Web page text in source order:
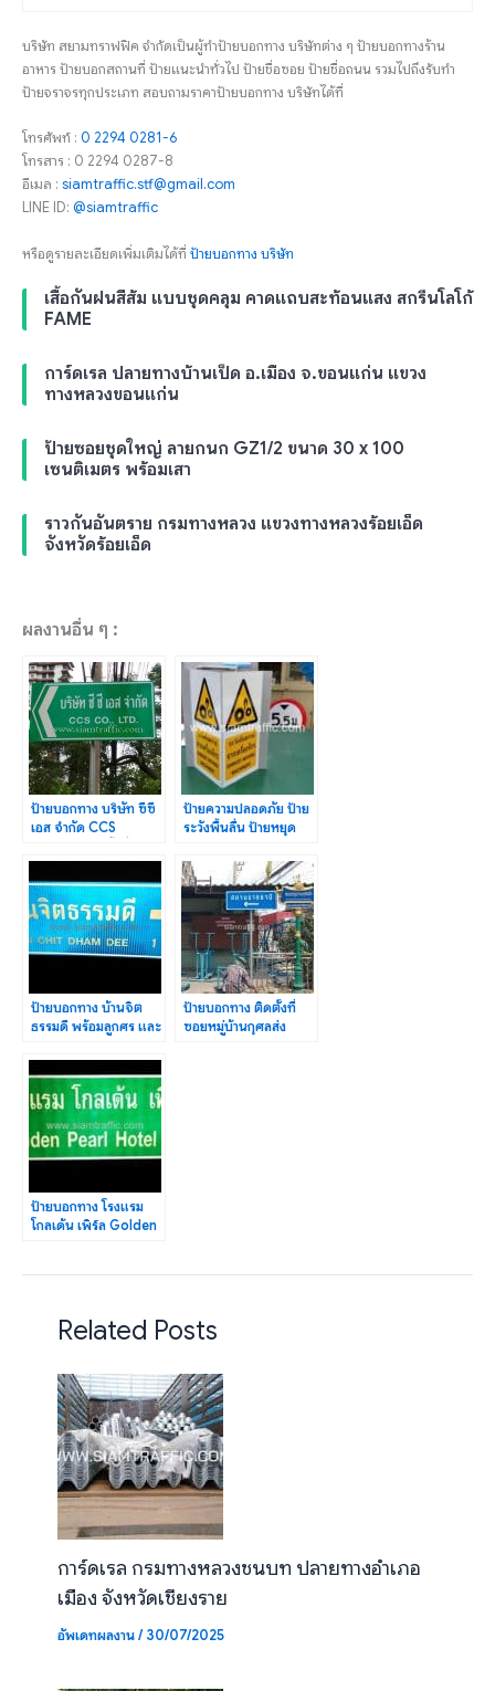
บริษัท สยามทราฟฟิค จำกัดเป็นผู้ทำป้ายบอกทาง บริษัทต่าง ๆ ป้ายบอกทางร้าน
อาหาร ป้ายบอกสถานที่ ป้ายแนะนำทั่วไป ป้ายชื่อซอย ป้ายชื่อถนน รวมไปถึงรับทำ
ป้ายจราจรทุกประเภท สอบถามราคาป้ายบอกทาง บริษัทได้ที่
โทรศัพท์ : 0 2294 0281-6
โทรสาร : 0 2294 0287-8
อีเมล : siamtraffic.stf@gmail.com
LINE ID: @siamtraffic
หรือดูรายละเอียดเพิ่มเติมได้ที่ ป้ายบอกทาง บริษัท
เสื้อกันฝนสีส้ม แบบชุดคลุม คาดแถบสะท้อนแสง สกรีนโลโก้
FAME
การ์ดเรล ปลายทางบ้านเป็ด อ.เมือง จ.ขอนแก่น แขวง
ทางหลวงขอนแก่น
ป้ายซอยชุดใหญ่ ลายกนก GZ1/2 ขนาด 30 x 100
เซนติเมตร พร้อมเสา
ราวกันอันตราย กรมทางหลวง แขวงทางหลวงร้อยเอ็ด
จังหวัดร้อยเอ็ด
ผลงานอื่น ๆ :
ป้ายบอกทาง บริษัท ซีซี
เอส จำกัด CCS
นางลิ้นจี่
ป้ายความปลอดภัย ป้าย
ระวังพื้นลื่น ป้ายหยุด
จราจร
ป้ายบอกทาง บ้านจิต
ธรรมดี พร้อมลูกศร และ
75×120 ซม.
ป้ายบอกทาง ติดตั้งที่
ซอยหมู่บ้านกุศลส่ง
ป้ายบอกทาง โรงแรม
โกลเด้น เพิร์ล Golden
Related Posts
การ์ดเรล กรมทางหลวงชนบท ปลายทางอำเภอ
เมือง จังหวัดเชียงราย
อัพเดทผลงาน/30/07/2025